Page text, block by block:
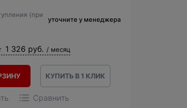
(при
уточните у менеджера
1 326 руб. / месяц
КУПИТЬ В 1 КЛИК
Сравнить